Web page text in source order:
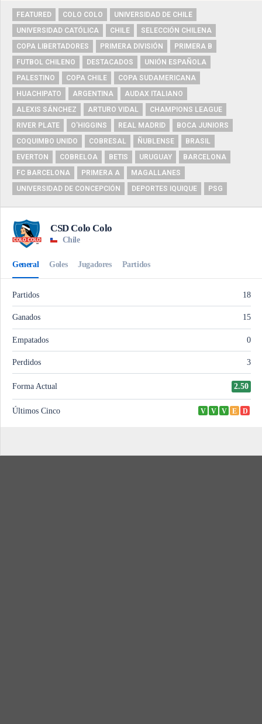
FEATURED COLO COLO
UNIVERSIDAD DE CHILE
UNIVERSIDAD CATÓLICA
CHILE
SELECCIÓN CHILENA
COPA LIBERTADORES
PRIMERA DIVISIÓN
PRIMERA B
FUTBOL CHILENO
DESTACADOS
UNIÓN ESPAÑOLA
PALESTINO
COPA CHILE
COPA SUDAMERICANA
HUACHIPATO
ARGENTINA
AUDAX ITALIANO
ALEXIS SÁNCHEZ
ARTURO VIDAL
CHAMPIONS LEAGUE
RIVER PLATE
O'HIGGINS REAL MADRID
BOCA JUNIORS
COQUIMBO UNIDO
COBRESAL ÑUBLENSE
BRASIL
EVERTON
COBRELOA BETIS URUGUAY
BARCELONA
FC BARCELONA
PRIMERA A
MAGALLANES
UNIVERSIDAD DE CONCEPCIÓN
DEPORTES IQUIQUE PSG